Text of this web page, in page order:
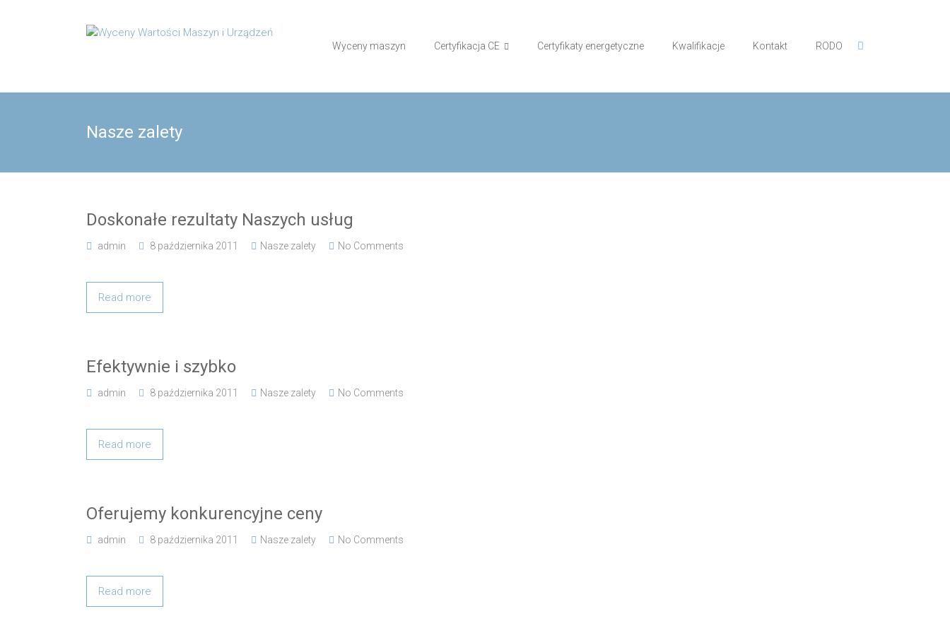
Wyceny
i
Urządzeń
opracowania
Wyceny maszyn Certyfikacja CE Certyfikaty energetyczne Kwalifikacje Kontakt RODO
Nasze zalety
Doskonałe rezultaty Naszych usług
admin 8 października 2011 Nasze zalety No Comments
Read more
Efektywnie i szybko
admin 8 października 2011 Nasze zalety No Comments
Read more
Oferujemy konkurencyjne ceny
admin 8 października 2011 Nasze zalety No Comments
Read more